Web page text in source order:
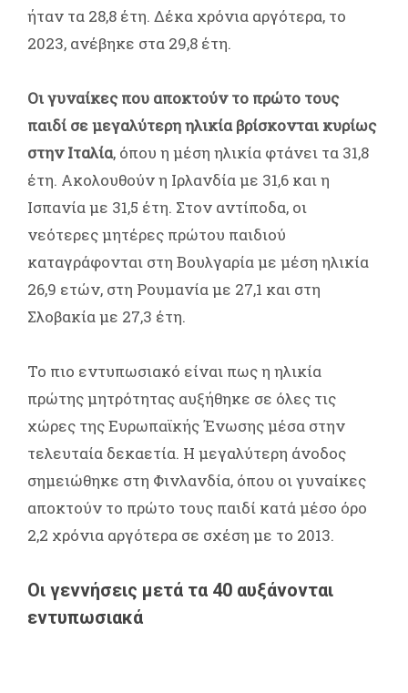
ήταν τα 28,8 έτη. Δέκα χρόνια αργότερα, το
2023, ανέβηκε στα 29,8 έτη.
Οι γυναίκες που αποκτούν το πρώτο τους
παιδί σε μεγαλύτερη ηλικία βρίσκονται κυρίως
στην Ιταλία, όπου η μέση ηλικία φτάνει τα 31,8
έτη. Ακολουθούν η Ιρλανδία με 31,6 και η
Ισπανία με 31,5 έτη. Στον αντίποδα, οι
νεότερες μητέρες πρώτου παιδιού
καταγράφονται στη Βουλγαρία με μέση ηλικία
26,9 ετών, στη Ρουμανία με 27,1 και στη
Σλοβακία με 27,3 έτη.
Το πιο εντυπωσιακό είναι πως η ηλικία
πρώτης μητρότητας αυξήθηκε σε όλες τις
χώρες της Ευρωπαϊκής Ένωσης μέσα στην
τελευταία δεκαετία. Η μεγαλύτερη άνοδος
σημειώθηκε στη Φινλανδία, όπου οι γυναίκες
αποκτούν το πρώτο τους παιδί κατά μέσο όρο
2,2 χρόνια αργότερα σε σχέση με το 2013.
Οι γεννήσεις μετά τα 40 αυξάνονται
εντυπωσιακά